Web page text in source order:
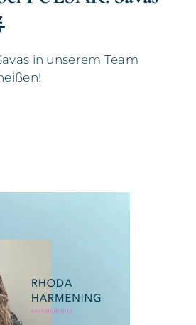
in unserem Team